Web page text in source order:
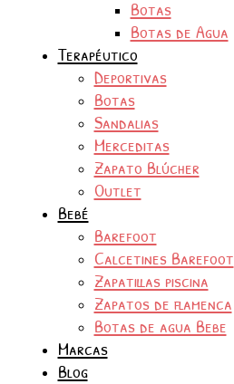
Botas
Botas de Agua
Terapéutico
Deportivas
Botas
Sandalias
Merceditas
Zapato Blúcher
Outlet
Bebé
Barefoot
Calcetines Barefoot
Zapatillas piscina
Zapatos de flamenca
Botas de agua Bebe
Marcas
Blog